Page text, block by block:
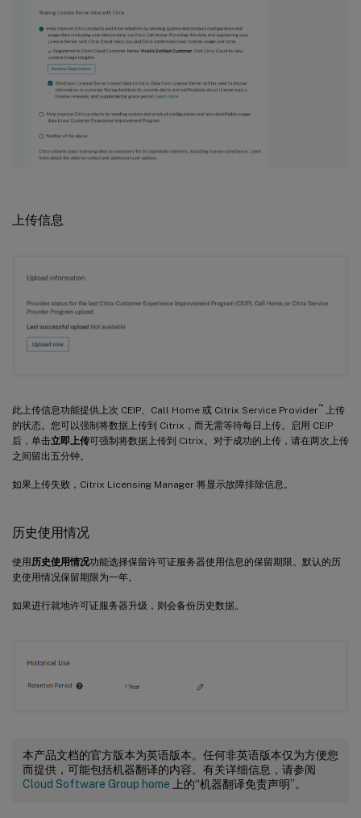
上传信息
此上传信息功能提供上次 CEIP、Call Home 或 Citrix Service Provider™
上传
的状态。您可以强制将数据上传到 Citrix，而无需等待每日上传。启用 CEIP
后，单击立即上传可强制将数据上传到 Citrix。对于成功的上传，请在两次上传
之间留出五分钟。
如果上传失败，Citrix Licensing Manager 将显示故障排除信息。
历史使用情况
使用 历史使用情况功能选择保留许可证服务器使用信息的保留期限。默认的历
史使用情况保留期限为一年。
如果进行就地许可证服务器升级，则会备份历史数据。
本产品文档的官方版本为英语版本。任何非英语版本仅为方便您
而提供，可能包括机器翻译的内容。有关详细信息，请参阅
Cloud Software Group home 上的“机器翻译免责声明”。